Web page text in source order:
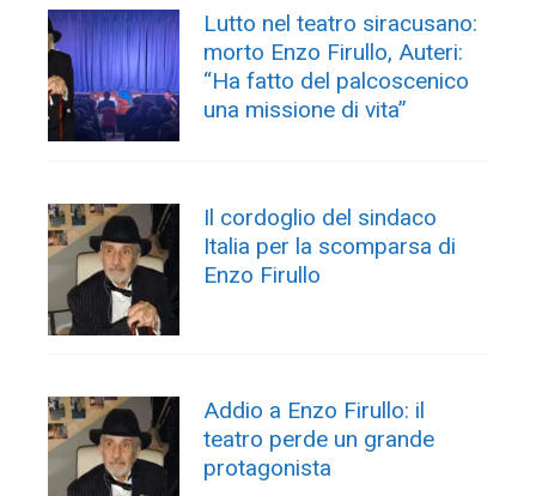
Lutto nel teatro siracusano:
morto Enzo Firullo, Auteri:
“Ha fatto del palcoscenico
una missione di vita”
Il cordoglio del sindaco
Italia per la scomparsa di
Enzo Firullo
Addio a Enzo Firullo: il
teatro perde un grande
protagonista